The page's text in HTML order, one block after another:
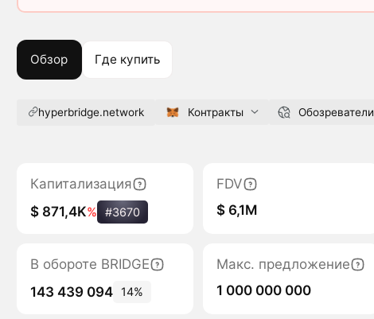
Обзор Где купить
hyperbridge.network Контракты Обозреватели
Капитализация
$ 871,4K% #3670
FDV
$ 6,1M
В обороте BRIDGE
143 439 094
14%
Макс. предложение
1 000 000 000